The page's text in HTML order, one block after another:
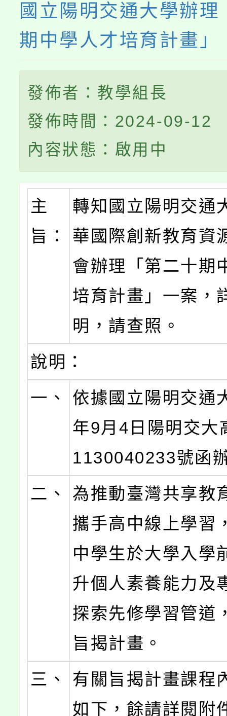
國立陽明交通大學辦理
期中學人才培育計畫」
發佈者：教學組長
發佈時間：2024-09-12
內容狀態：啟用中
主
旨：
轉知國立陽明交通
華國際創新教育資
會辦理「第二十期
培育計畫」一案，
明，請查照。
說明：
一、
依據國立陽明交通
年9月4日陽明交大
1130040233號函
二、
為推動臺灣共享教
攜手高中線上學習
中學生於大學入學
升個人素養能力及
探索先修學習管道
旨揭計畫。
三、
有關旨揭計畫課程
如下，餘請詳閱附